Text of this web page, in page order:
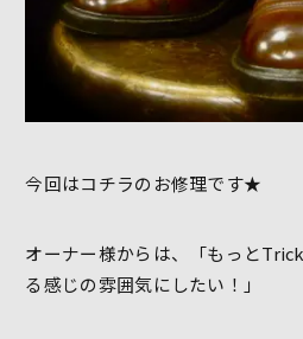
今回はコチラのお修理です★
オーナー様からは、「もっと
る感じの雰囲気にしたい！」